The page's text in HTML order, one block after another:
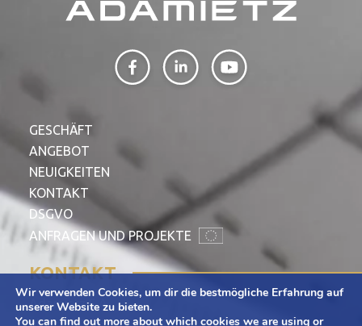
GESCHÄFT
ANGEBOT
NEUIGKEITEN
KONTAKT
DSGVO
ANFRAGEN UND PROJEKTE
KONTAKT
Adamietz S.A.
Wir verwenden Cookies, um dir die bestmögliche Erfahrung auf
unserer Website zu bieten.
You can find out more about which cookies we are using or